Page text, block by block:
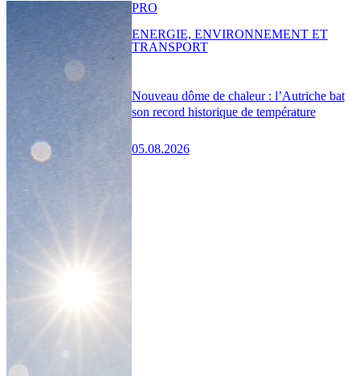
Nouveau dôme de chaleur : l’Autriche bat
son record historique de température
05.08.2026
PRO
ENERGIE, ENVIRONNEMENT ET
TRANSPORT